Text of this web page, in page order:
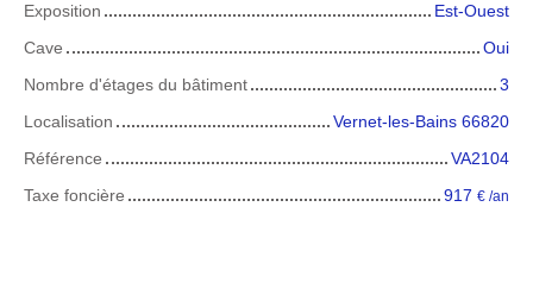
Exposition
Est-Ouest
Cave
Oui
Nombre d'étages du bâtiment
3
Localisation
Vernet-les-Bains 66820
Référence
VA2104
Taxe foncière
917 € /an